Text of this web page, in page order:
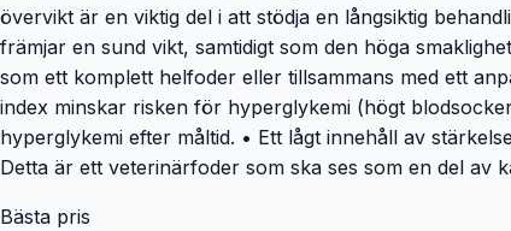
övervikt är en viktig del i att stödja en långsiktig
främjar en sund vikt, samtidigt som den höga
som ett komplett helfoder eller tillsammans med ett
index minskar risken för hyperglykemi (högt
hyperglykemi efter måltid. • Ett lågt innehåll av
Detta är ett veterinärfoder som ska ses som en del av
Bästa pris